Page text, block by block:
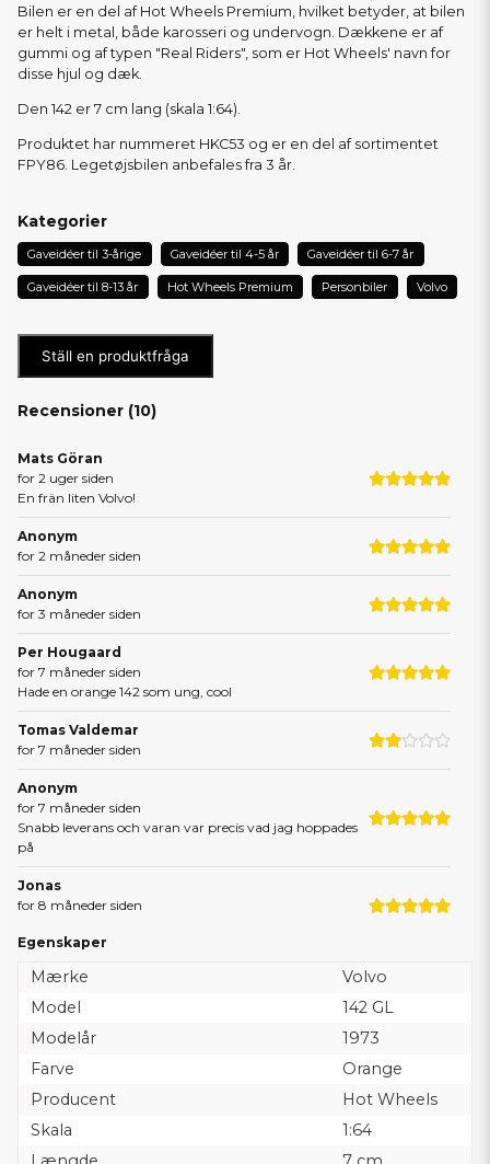
Bilen er en del af Hot Wheels Premium, hvilket betyder, at bilen
er helt i metal, både karosseri og undervogn. Dækkene er af
gummi og af typen "Real Riders", som er Hot Wheels' navn for
disse hjul og dæk.
Den 142 er 7 cm lang (skala 1:64).
Produktet har nummeret HKC53 og er en del af sortimentet
FPY86. Legetøjsbilen anbefales fra 3 år.
Kategorier
Gaveidéer til 3-årige Gaveidéer til 4-5 år Gaveidéer til 6-7 år
Gaveidéer til 8-13 år Hot Wheels Premium Personbiler Volvo
Ställ en produktfråga
Recensioner (10)
Mats Göran
for 2 uger siden
En frän liten Volvo!
Anonym
for 2 måneder siden
Anonym
for 3 måneder siden
Per Hougaard
for 7 måneder siden
Hade en orange 142 som ung, cool
Tomas Valdemar
for 7 måneder siden
Anonym
for 7 måneder siden
Snabb leverans och varan var precis vad jag hoppades
på
Jonas
for 8 måneder siden
for 10 måneder siden
for 10 måneder siden
Anonym
for 1 år siden
Egenskaper
Mærke
Volvo
Model
142 GL
Modelår
1973
Farve
Orange
Producent
Hot Wheels
Skala
1:64